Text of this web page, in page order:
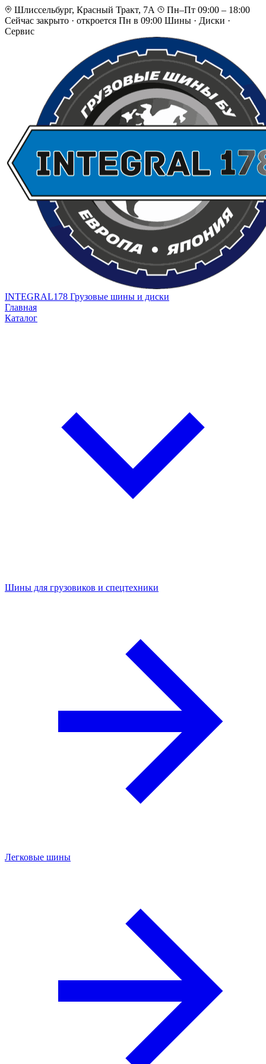
Шлиссельбург, Красный Тракт, 7А
Пн–Пт 09:00 – 18:00
Сейчас закрыто · откроется Пн в 09:00 Шины · Диски ·
Сервис
INTEGRAL178 Грузовые шины и диски
Главная
Каталог
Шины для грузовиков и спецтехники
Легковые шины